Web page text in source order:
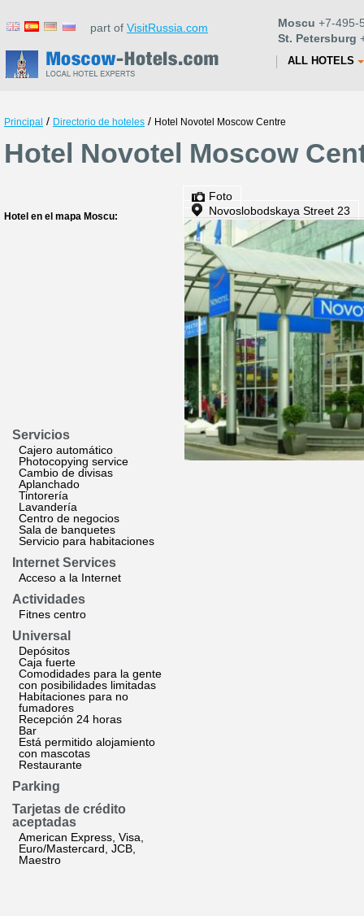
part of VisitRussia.com Moscu +7-495-
St. Petersburg
ALL HOTELS
Principal / Directorio de hoteles / Hotel Novotel Moscow Centre
Hotel Novotel Moscow
Hotel en el mapa Moscu:
Servicios
Cajero automático
Photocopying service
Cambio de divisas
Aplanchado
Tintorería
Lavandería
Centro de negocios
Sala de banquetes
Servicio para habitaciones
Internet Services
Acceso a la Internet
Actividades
Fitnes centro
Universal
Depósitos
Caja fuerte
Comodidades para la gente
con posibilidades limitadas
Habitaciones para no
fumadores
Recepción 24 horas
Bar
Está permitido alojamiento
con mascotas
Restaurante
Parking
Tarjetas de crédito
aceptadas
American Express, Visa,
Euro/Mastercard, JCB,
Maestro
Foto
Novoslobodskaya Street 23